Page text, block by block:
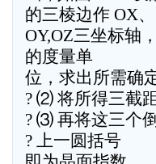
的三棱边作 OX、
OY,OZ三坐标轴
的度量单
位，求出所需确
? ⑵ 将所得三截
? ⑶ 再将这三个
? 上一圆括号